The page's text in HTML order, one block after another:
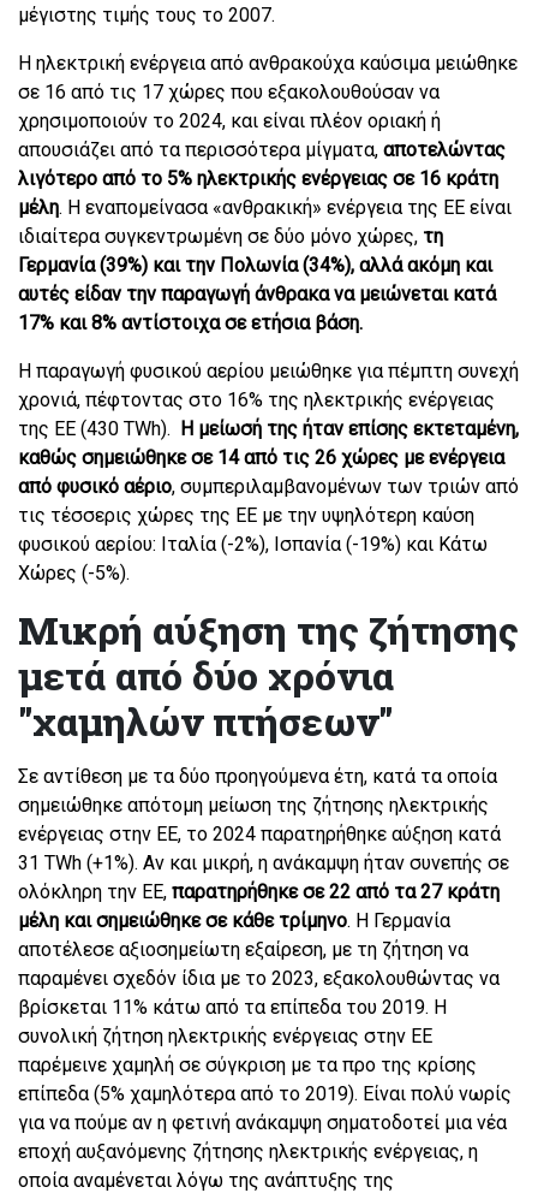
μέγιστης τιμής τους το 2007.
Η ηλεκτρική ενέργεια από ανθρακούχα καύσιμα μειώθηκε
σε 16 από τις 17 χώρες που εξακολουθούσαν να
χρησιμοποιούν το 2024, και είναι πλέον οριακή ή
απουσιάζει από τα περισσότερα μίγματα, αποτελώντας
λιγότερο από το 5% ηλεκτρικής ενέργειας σε 16 κράτη
μέλη. Η εναπομείνασα «ανθρακική» ενέργεια της ΕΕ είναι
ιδιαίτερα συγκεντρωμένη σε δύο μόνο χώρες, τη
Γερμανία (39%) και την Πολωνία (34%), αλλά ακόμη και
αυτές είδαν την παραγωγή άνθρακα να μειώνεται κατά
17% και 8% αντίστοιχα σε ετήσια βάση.
Η παραγωγή φυσικού αερίου μειώθηκε για πέμπτη συνεχή
χρονιά, πέφτοντας στο 16% της ηλεκτρικής ενέργειας
της ΕΕ (430 TWh). Η μείωσή της ήταν επίσης εκτεταμένη,
καθώς σημειώθηκε σε 14 από τις 26 χώρες με ενέργεια
από φυσικό αέριο, συμπεριλαμβανομένων των τριών από
τις τέσσερις χώρες της ΕΕ με την υψηλότερη καύση
φυσικού αερίου: Ιταλία (-2%), Ισπανία (-19%) και Κάτω
Χώρες (-5%).
Μικρή αύξηση της ζήτησης
μετά από δύο χρόνια
"χαμηλών πτήσεων"
Σε αντίθεση με τα δύο προηγούμενα έτη, κατά τα οποία
σημειώθηκε απότομη μείωση της ζήτησης ηλεκτρικής
ενέργειας στην ΕΕ, το 2024 παρατηρήθηκε αύξηση κατά
31 TWh (+1%). Αν και μικρή, η ανάκαμψη ήταν συνεπής σε
ολόκληρη την ΕΕ, παρατηρήθηκε σε 22 από τα 27 κράτη
μέλη και σημειώθηκε σε κάθε τρίμηνο. Η Γερμανία
αποτέλεσε αξιοσημείωτη εξαίρεση, με τη ζήτηση να
παραμένει σχεδόν ίδια με το 2023, εξακολουθώντας να
βρίσκεται 11% κάτω από τα επίπεδα του 2019. Η
συνολική ζήτηση ηλεκτρικής ενέργειας στην ΕΕ
παρέμεινε χαμηλή σε σύγκριση με τα προ της κρίσης
επίπεδα (5% χαμηλότερα από το 2019). Είναι πολύ νωρίς
για να πούμε αν η φετινή ανάκαμψη σηματοδοτεί μια νέα
εποχή αυξανόμενης ζήτησης ηλεκτρικής ενέργειας, η
οποία αναμένεται λόγω της ανάπτυξης της